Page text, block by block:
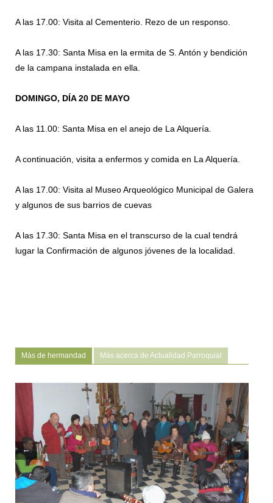
A las 17.00: Visita al Cementerio. Rezo de un responso.
A las 17.30: Santa Misa en la ermita de S. Antón y bendición
de la campana instalada en ella.
DOMINGO, DÍA 20 DE MAYO
A las 11.00: Santa Misa en el anejo de La Alquería.
A continuación, visita a enfermos y comida en La Alquería.
A las 17.00: Visita al Museo Arqueológico Municipal de Galera
y algunos de sus barrios de cuevas
A las 17.30: Santa Misa en el transcurso de la cual tendrá
lugar la Confirmación de algunos jóvenes de la localidad.
Más de hermandad Más acerca de Actualidad Parroquial
← →